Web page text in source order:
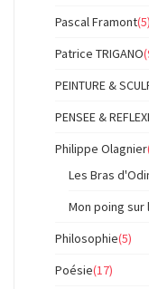
Pascal Framont(5)
Patrice TRIGANO
PEINTURE &
PENSEE &
Philippe Olagnier
Les Bras
Mon poing sur
Philosophie(5)
Poésie(17)